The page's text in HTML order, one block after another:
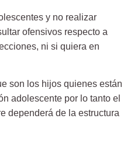
y no realizar
ofensivos respecto a
ni si quiera en
son los hijos quienes están
adolescente por lo tanto el
dependerá de la estructura